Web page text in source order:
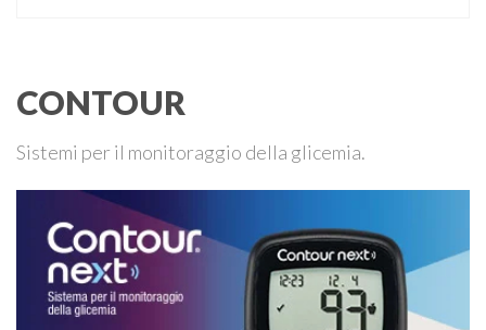
CONTOUR
Sistemi per il monitoraggio della glicemia.